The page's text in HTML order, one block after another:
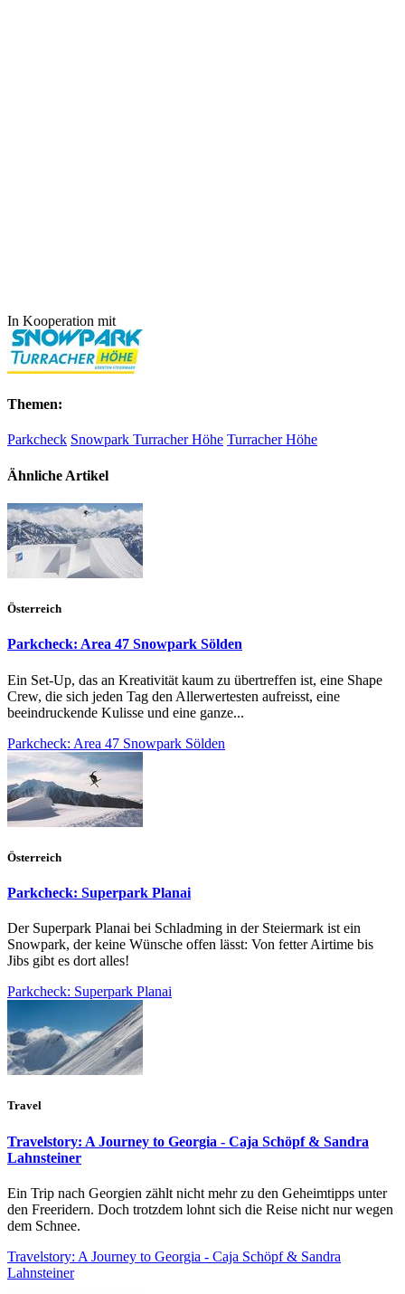
In Kooperation mit
Themen:
Parkcheck Snowpark Turracher Höhe Turracher Höhe
Ähnliche Artikel
Österreich
Parkcheck: Area 47 Snowpark Sölden
Ein Set-Up, das an Kreativität kaum zu übertreffen ist, eine Shape
Crew, die sich jeden Tag den Allerwertesten aufreisst, eine
beeindruckende Kulisse und eine ganze...
Parkcheck: Area 47 Snowpark Sölden
Österreich
Parkcheck: Superpark Planai
Der Superpark Planai bei Schladming in der Steiermark ist ein
Snowpark, der keine Wünsche offen lässt: Von fetter Airtime bis
Jibs gibt es dort alles!
Parkcheck: Superpark Planai
Travel
Travelstory: A Journey to Georgia - Caja Schöpf & Sandra
Lahnsteiner
Ein Trip nach Georgien zählt nicht mehr zu den Geheimtipps unter
den Freeridern. Doch trotzdem lohnt sich die Reise nicht nur wegen
dem Schnee.
Travelstory: A Journey to Georgia - Caja Schöpf & Sandra
Lahnsteiner